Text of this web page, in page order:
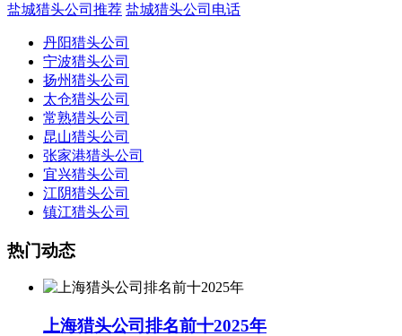
盐城猎头公司推荐 盐城猎头公司电话
丹阳猎头公司
宁波猎头公司
扬州猎头公司
太仓猎头公司
常熟猎头公司
昆山猎头公司
张家港猎头公司
宜兴猎头公司
江阴猎头公司
镇江猎头公司
热门动态
上海猎头公司排名前十2025年